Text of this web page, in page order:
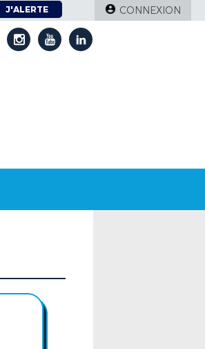
J'ALERTE CONNEXION